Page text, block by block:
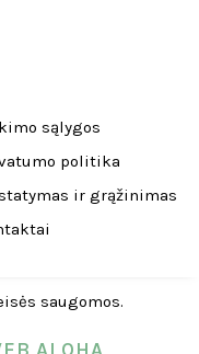
sąlygos
politika
ir grąžinimas
saugomos.